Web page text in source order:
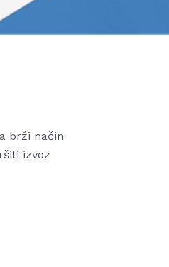
brži način
izvoz